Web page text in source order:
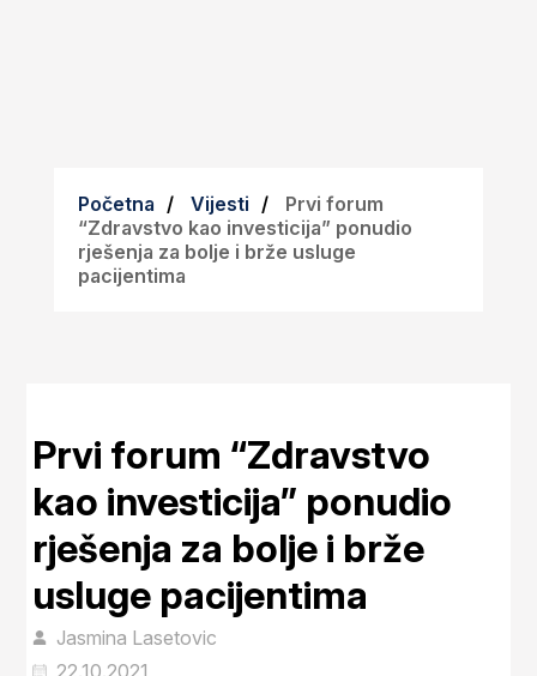
Početna Vijesti
Prvi forum
“Zdravstvo kao investicija” ponudio
rješenja za bolje i brže usluge
pacijentima
Prvi forum “Zdravstvo
kao investicija” ponudio
rješenja za bolje i brže
usluge pacijentima
Jasmina Lasetovic
22.10.2021